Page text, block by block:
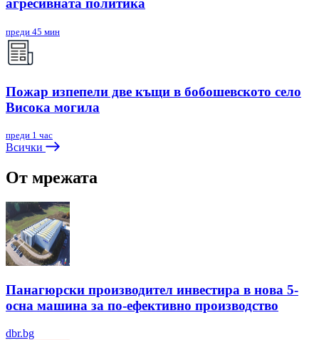
агресивната политика
преди 45 мин
Пожар изпепели две къщи в бобошевското село
Висока могила
преди 1 час
Всички
От мрежата
Панагюрски производител инвестира в нова 5-
осна машина за по-ефективно производство
dbr.bg